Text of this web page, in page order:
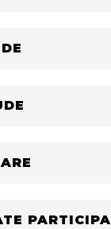
PARTICIPA